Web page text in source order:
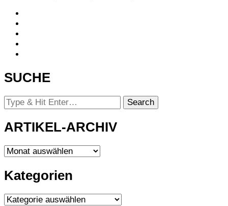
SUCHE
Looking
for
Something?
ARTIKEL-ARCHIV
ARTIKEL-
ARCHIV
Kategorien
Kategorien